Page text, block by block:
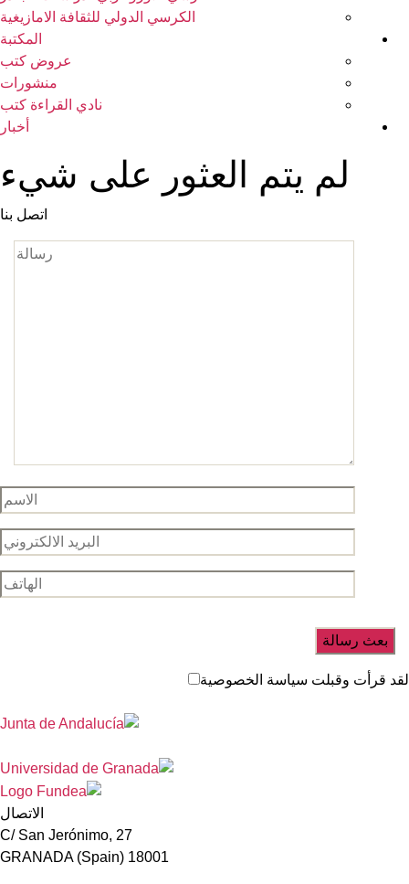
الكرسي الدولي للثقافة الامازيغية
المكتبة
عروض كتب
منشورات
نادي القراءة كتب
أخبار
لم يتم العثور على شيء
اتصل بنا
قرأت وقبلت سياسة الخصوصية
الاتصال
C/ San Jerónimo, 27
18001 GRANADA (Spain)